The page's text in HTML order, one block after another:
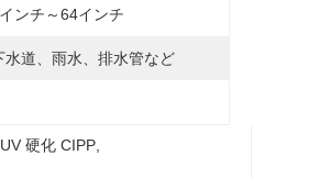
ンチ～64インチ
水道、雨水、排水管など
硬化 CIPP